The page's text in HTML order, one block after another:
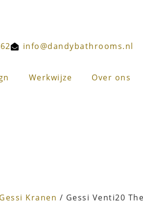
info@dandybathrooms.nl
Werkwijze Over ons
Gessi Kranen / Gessi Venti20